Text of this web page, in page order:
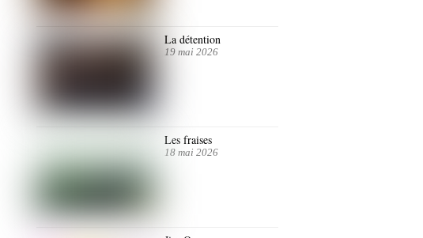
La détention
19 mai 2026
Les fraises
18 mai 2026